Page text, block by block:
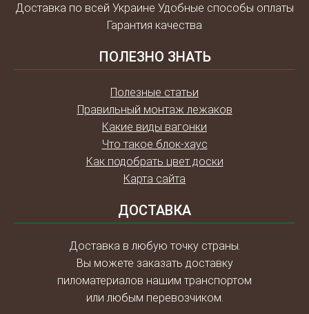
Доставка по всей Украине Удобные способы оплаты
Гарантия качества
ПОЛЕЗНО ЗНАТЬ
Полезные статьи
Правильный монтаж лежаков
Какие виды вагонки
Что такое блок-хаус
Как подобрать цвет доски
Карта сайта
ДОСТАВКА
Доставка в любую точку страны.
Вы можете заказать доставку
пиломатериалов нашим транспортом
или любым перевозчиком.